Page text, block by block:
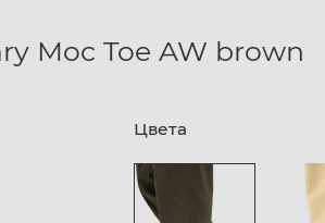
Moc Toe AW brown
Цвета